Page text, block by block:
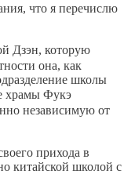
что я перечислю
Дзэн, которую
она, как
школы
храмы Фукэ
независимую от
прихода в
китайской школой с